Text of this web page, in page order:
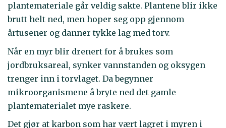
plantemateriale går veldig sakte. Plantene blir ikke
brutt helt ned, men hoper seg opp gjennom
årtusener og danner tykke lag med torv.
Når en myr blir drenert for å brukes som
jordbruksareal, synker vannstanden og oksygen
trenger inn i torvlaget. Da begynner
mikroorganismene å bryte ned det gamle
plantematerialet mye raskere.
Det gjør at karbon som har vært lagret i myren i